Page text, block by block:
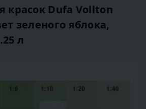
красок Dufa Vollton
зеленого яблока,
л